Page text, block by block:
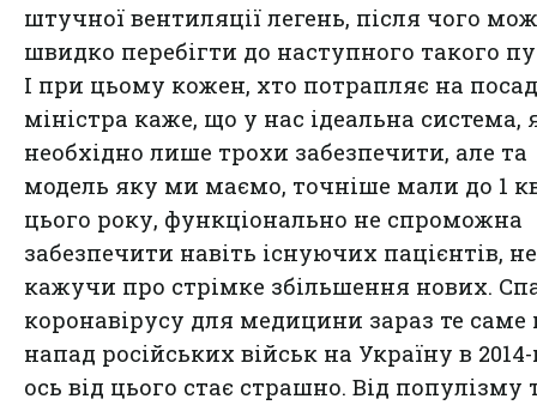
штучної вентиляції легень, після чого
швидко перебігти до наступного такого
І при цьому кожен, хто потрапляє на
міністра каже, що у нас ідеальна система,
необхідно лише трохи забезпечити, але та
модель яку ми маємо, точніше мали до 1
цього року, функціонально не спроможна
забезпечити навіть існуючих пацієнтів, не
кажучи про стрімке збільшення нових.
коронавірусу для медицини зараз те саме
напад російських військ на Україну в
ось від цього стає страшно. Від популізму